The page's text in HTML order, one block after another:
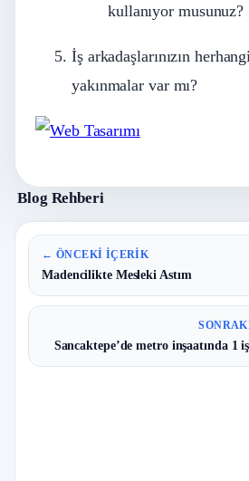
kullanıyor musunuz?
İş arkadaşlarınızın
yakınmalar var mı?
Blog Rehberi
← ÖNCEKI İÇERIK
Madencilikte Mesleki Astım
Sancaktepe’de metro inşaatında 1